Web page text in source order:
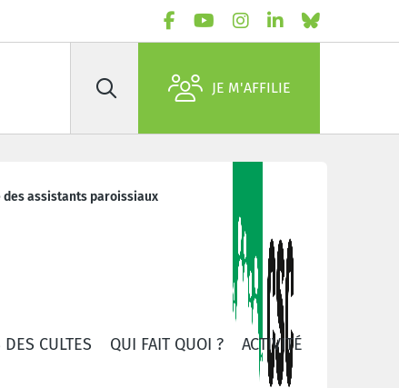
Rechercher JE M'AFFILIE
des assistants paroissiaux
CULTES QUI FAIT QUOI ? ACTIVITÉS